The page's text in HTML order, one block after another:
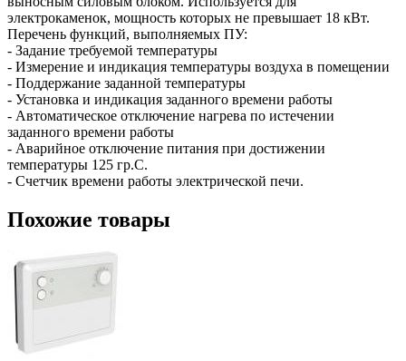
электрокаменок, мощность которых не превышает 18 кВт.
Перечень функций, выполняемых ПУ:
- Задание требуемой температуры
- Измерение и индикация температуры воздуха в помещении
- Поддержание заданной температуры
- Установка и индикация заданного времени работы
- Автоматическое отключение нагрева по истечении
заданного времени работы
- Аварийное отключение питания при достижении
температуры 125 гр.С.
- Счетчик времени работы электрической печи.
Похожие товары